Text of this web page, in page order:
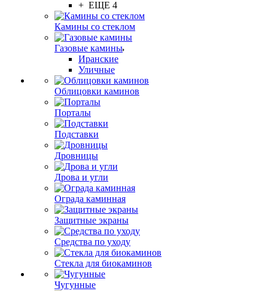
+ ЕЩЕ 4
Камины со стеклом
Газовые камины
Иранские
Уличные
Облицовки каминов
Порталы
Подставки
Дровницы
Дрова и угли
Ограда каминная
Защитные экраны
Средства по уходу
Стекла для биокаминов
Чугунные